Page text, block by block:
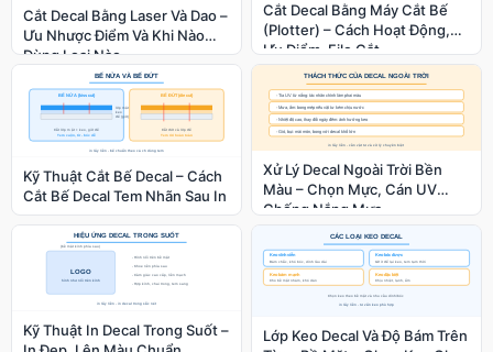
Cắt Decal Bằng Laser Và Dao –
Ưu Nhược Điểm Và Khi Nào
Dùng Loại Nào
Cắt Decal Bằng Máy Cắt Bế
(Plotter) – Cách Hoạt Động,
Ưu Điểm, File Cắt
Kỹ Thuật Cắt Bế Decal – Cách
Cắt Bế Decal Tem Nhãn Sau In
Xử Lý Decal Ngoài Trời Bền
Màu – Chọn Mực, Cán UV
Chống Nắng Mưa
Kỹ Thuật In Decal Trong Suốt –
Lớp Keo Decal Và Độ Bám Trên